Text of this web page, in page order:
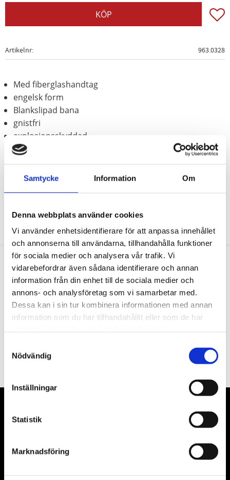
Samtycke Information Om
Denna webbplats använder cookies
Vi använder enhetsidentifierare för att anpassa innehållet
och annonserna till användarna, tillhandahålla funktioner
för sociala medier och analysera vår trafik. Vi
vidarebefordrar även sådana identifierare och annan
information från din enhet till de sociala medier och
annons- och analysföretag som vi samarbetar med.
Dessa kan i sin tur kombinera informationen med annan
information som du har tillhandahållit eller som de har
Nödvändig
Inställningar
Statistik
Marknadsföring
KÖP
Artikelnr 963.0328
Med fiberglashandtag
engelsk form
Blankslipad bana
gnistfri
explosionsskyddad
korrosionsbeständig
slittålig
Aluminium-brons (icke-järn-legering)
Nyhetsbrev
Dina personuppgifter behandlas i enlighet med vår integritetspolicy
& däckmaskiner och Master luftmaskiner. Kontakta oss
gärna om vad som helst då vi gör vårt yttersta för att hjälpa
kunden.